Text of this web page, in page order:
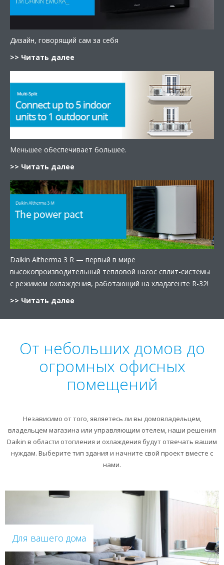
Дизайн, говорящий сам за себя
>> Читать далее
Меньшее обеспечивает большее.
>> Читать далее
Daikin Altherma 3 R — первый в мире
высокопроизводительный тепловой насос сплит-системы
с режимом охлаждения, работающий на хладагенте R-32!​
>> Читать далее
От небольших домов до
огромных офисных
помещений
Независимо от того, являетесь ли вы домовладельцем,
владельцем магазина или управляющим отелем, наши решения
Daikin в области отопления и охлаждения будут отвечать вашим
нуждам. Выберите тип здания и начните свой проект вместе с
нами.
Для вашего дома